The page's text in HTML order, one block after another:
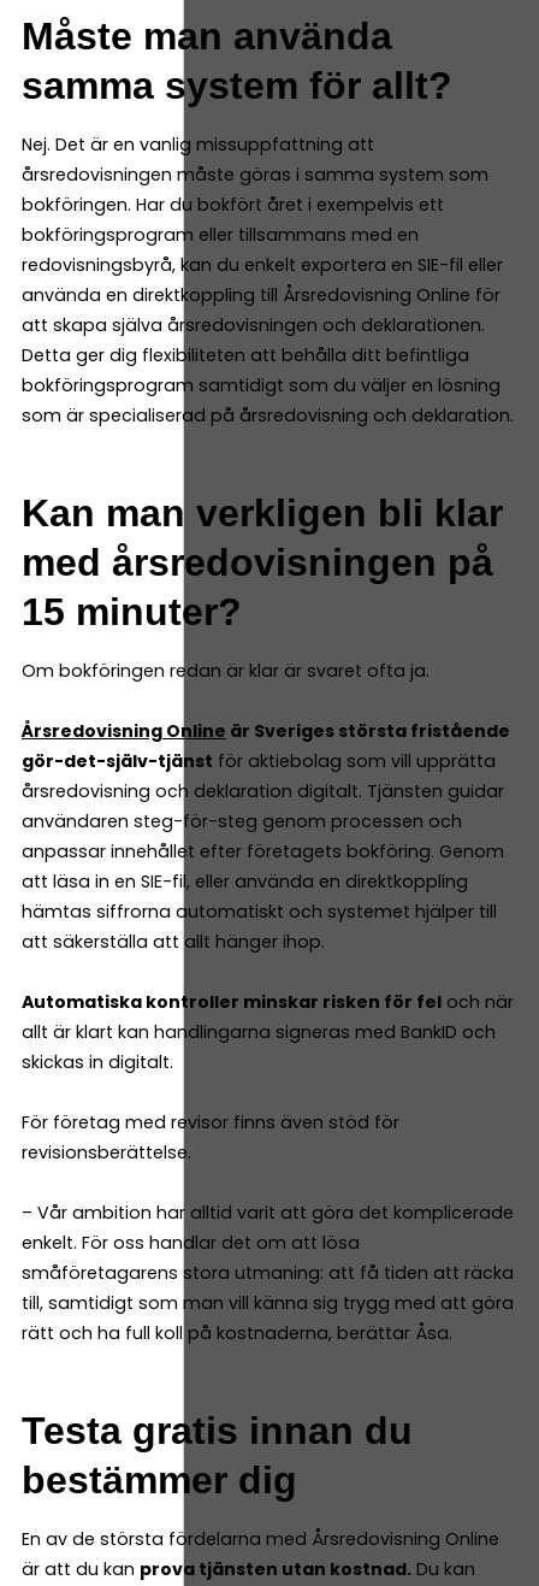
Måste man använda
samma system för allt?
Nej. Det är en vanlig missuppfattning att
årsredovisningen måste göras i samma system som
bokföringen. Har du bokfört året i exempelvis ett
bokföringsprogram eller tillsammans med en
redovisningsbyrå, kan du enkelt exportera en SIE-fil eller
använda en direktkoppling till Årsredovisning Online för
att skapa själva årsredovisningen och deklarationen.
Detta ger dig flexibiliteten att behålla ditt befintliga
bokföringsprogram samtidigt som du väljer en lösning
som är specialiserad på årsredovisning och deklaration.
Kan man verkligen bli klar
med årsredovisningen på
15 minuter?
Om bokföringen redan är klar är svaret ofta ja.
Årsredovisning Online är Sveriges största fristående
gör-det-själv-tjänst för aktiebolag som vill upprätta
årsredovisning och deklaration digitalt. Tjänsten guidar
användaren steg-för-steg genom processen och
anpassar innehållet efter företagets bokföring. Genom
att läsa in en SIE-fil, eller använda en direktkoppling
hämtas siffrorna automatiskt och systemet hjälper till
att säkerställa att allt hänger ihop.
Automatiska kontroller minskar risken för fel och när
allt är klart kan handlingarna signeras med BankID och
skickas in digitalt.
För företag med revisor finns även stöd för
revisionsberättelse.
– Vår ambition har alltid varit att göra det komplicerade
enkelt. För oss handlar det om att lösa
småföretagarens stora utmaning: att få tiden att räcka
till, samtidigt som man vill känna sig trygg med att göra
rätt och ha full koll på kostnaderna, berättar Åsa.
Testa gratis innan du
bestämmer dig
En av de största fördelarna med Årsredovisning Online
är att du kan prova tjänsten utan kostnad. Du kan